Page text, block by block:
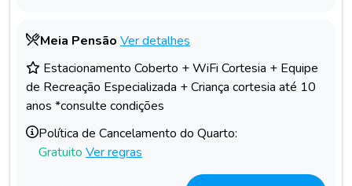
Meia Pensão Ver detalhes
Estacionamento Coberto + WiFi Cortesia + Equipe
de Recreação Especializada + Criança cortesia até 10
anos *consulte condições
Política de Cancelamento do Quarto:
Gratuito Ver regras